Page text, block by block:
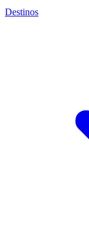
Destinos